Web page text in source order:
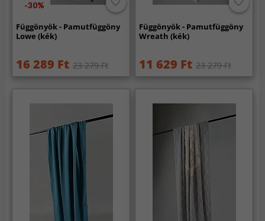
-30%
Függönyök - Pamutfüggöny
Lowe (kék)
16 289 Ft 23 279 Ft
Függönyök - Pamutfüggöny
Wreath (kék)
11 629 Ft 23 279 Ft